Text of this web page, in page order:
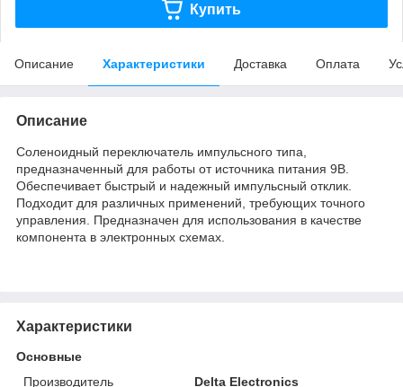
Купить
Описание Характеристики Доставка Оплата
Описание
Соленоидный переключатель импульсного типа,
предназначенный для работы от источника питания 9В.
Обеспечивает быстрый и надежный импульсный отклик.
Подходит для различных применений, требующих точного
управления. Предназначен для использования в качестве
компонента в электронных схемах.
Характеристики
Основные
Производитель
Delta Electronics